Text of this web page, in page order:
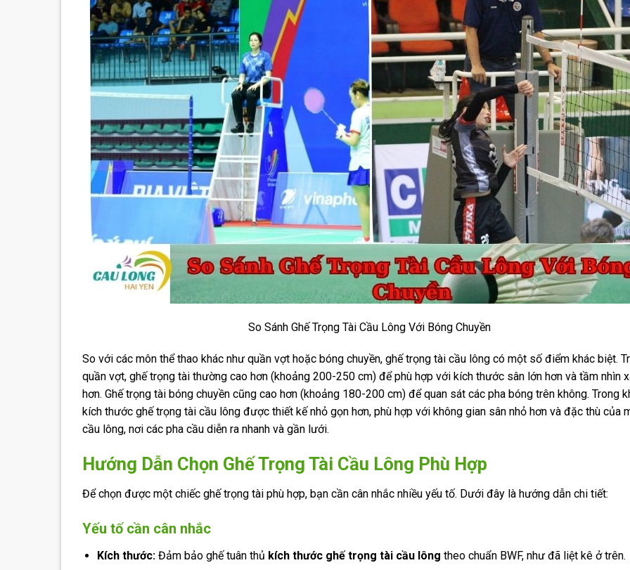
So Sánh Ghế Trọng Tài Cầu Lông Với Bóng Chuyền
So với các môn thể thao khác như quần vợt hoặc bóng chuyền, ghế trọng tài cầu lông có một số điểm khác biệt.
quần vợt, ghế trọng tài thường cao hơn (khoảng 200-250 cm) để phù hợp với kích thước sân lớn hơn và tầm nhìn
hơn. Ghế trọng tài bóng chuyền cũng cao hơn (khoảng 180-200 cm) để quan sát các pha bóng trên không. Trong
kích thước ghế trọng tài cầu lông được thiết kế nhỏ gọn hơn, phù hợp với không gian sân nhỏ hơn và đặc thù của
cầu lông, nơi các pha cầu diễn ra nhanh và gần lưới.
Hướng Dẫn Chọn Ghế Trọng Tài Cầu Lông Phù Hợp
Để chọn được một chiếc ghế trọng tài phù hợp, bạn cần cân nhắc nhiều yếu tố. Dưới đây là hướng dẫn chi tiết:
Yếu tố cần cân nhắc
Kích thước:Đảm bảo ghế tuân thủ kích thước ghế trọng tài cầu lông theo chuẩn BWF, như đã liệt kê ở trên.